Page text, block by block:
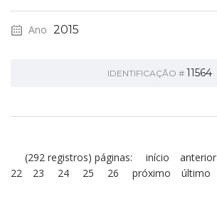
Ano 2015
IDENTIFICAÇÃO # 11564
(292 registros) páginas: início anterior
22
23 24 25 26 próximo último